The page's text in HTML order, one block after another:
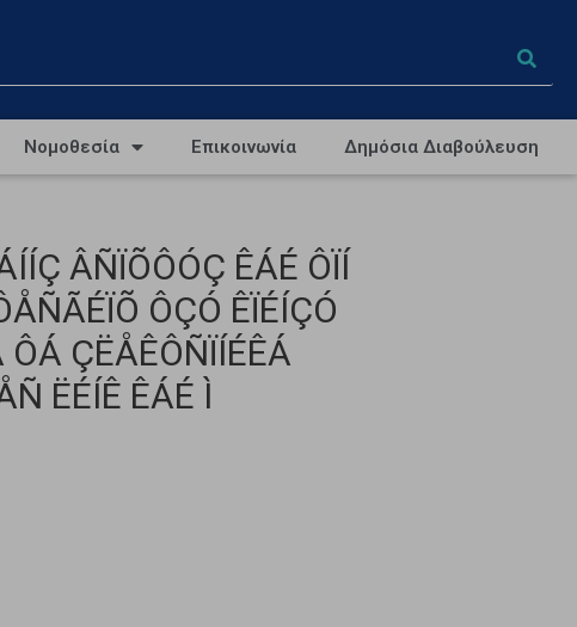
Νομοθεσία Επικοινωνία Δημόσια Διαβούλευση
ÂÑÏÕÔÓÇ ÊÁÉ ÔÏÍ
ÔÇÓ ÊÏÉÍÇÓ
ÇËÅÊÔÑÏÍÉÊÁ
ËÉÍÊ ÊÁÉ Ì